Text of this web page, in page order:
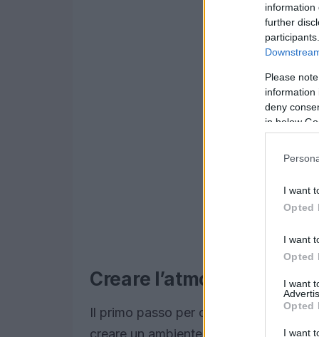
information
further
Please
information
deny
in below
I want
Opted
I want
Opted
I want
Opted
I want
Creare l’atmosfera giusta
Il primo passo per organizzare una